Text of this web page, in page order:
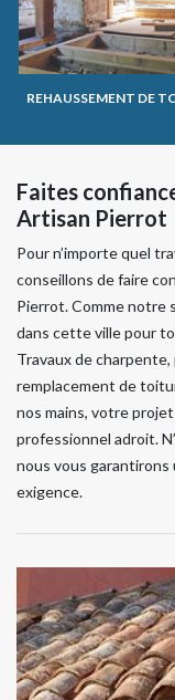
REHAUSSEMENT DE
Faites
Artisan Pierrot
Pour n’importe quel
conseillons de faire
Pierrot. Comme notre
dans cette ville pour
Travaux de
remplacement de
nos mains, votre
professionnel adroit.
nous vous
exigence.